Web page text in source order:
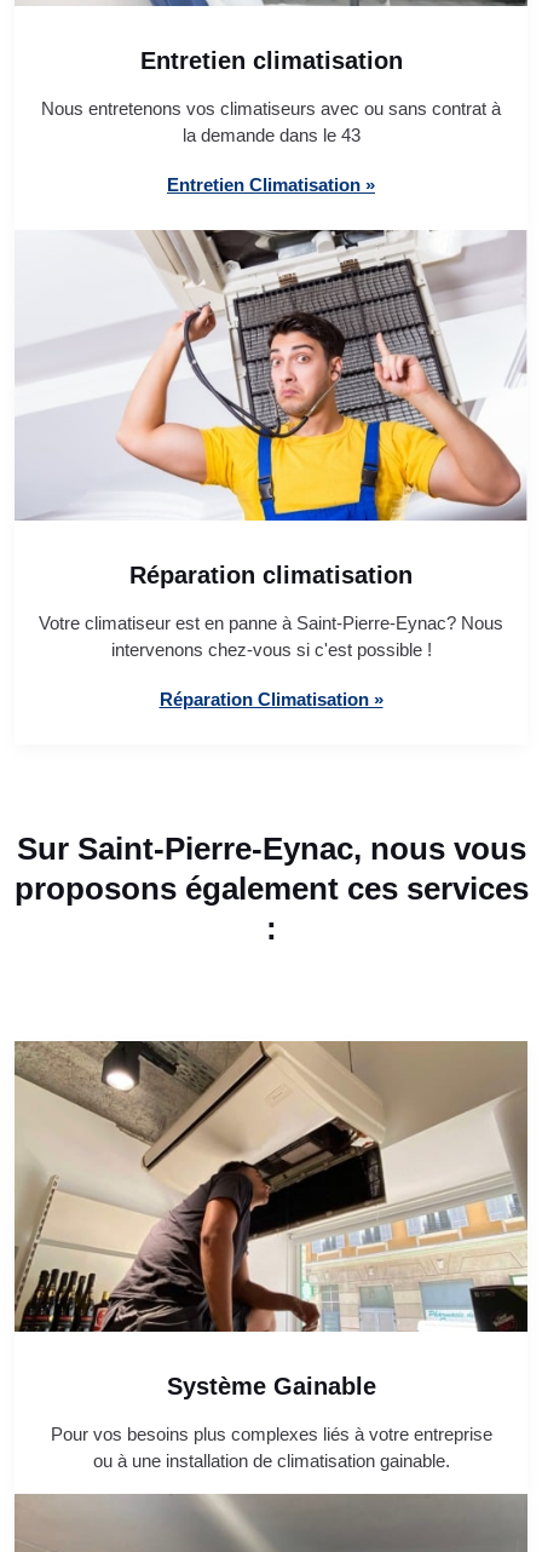
Entretien climatisation
Nous entretenons vos climatiseurs avec ou sans contrat à
la demande dans le 43
Entretien Climatisation »
Réparation climatisation
Votre climatiseur est en panne à Saint-Pierre-Eynac? Nous
intervenons chez-vous si c'est possible !
Réparation Climatisation »
Sur Saint-Pierre-Eynac, nous vous
proposons également ces services
:
Système Gainable
Pour vos besoins plus complexes liés à votre entreprise
ou à une installation de climatisation gainable.